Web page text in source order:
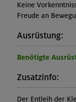
Keine
Freude an
Ausrüstung:
Benötigte
Zusatzinfo:
Der Entleih der